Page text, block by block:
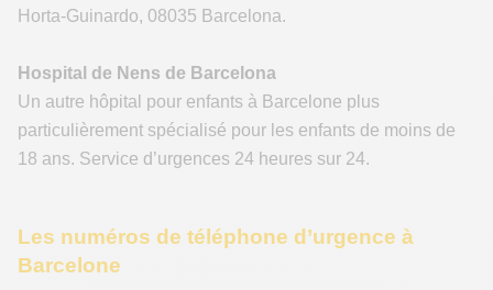
Horta-Guinardo, 08035 Barcelona.
Hospital de Nens de Barcelona
Un autre hôpital pour enfants à Barcelone plus
particulièrement spécialisé pour les enfants de moins de
18 ans. Service d’urgences 24 heures sur 24.
Les numéros de téléphone d’urgence à
Barcelone